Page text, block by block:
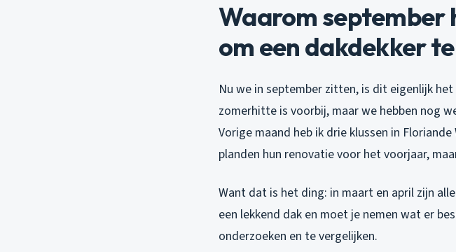
Waarom september
om een dakdekker
Nu we in september zitten, is dit eigenlijk
zomerhitte is voorbij, maar we hebben nog
Vorige maand heb ik drie klussen in
planden hun renovatie voor het voorjaar,
Want dat is het ding: in maart en april zijn
een lekkend dak en moet je nemen wat er
onderzoeken en te vergelijken.